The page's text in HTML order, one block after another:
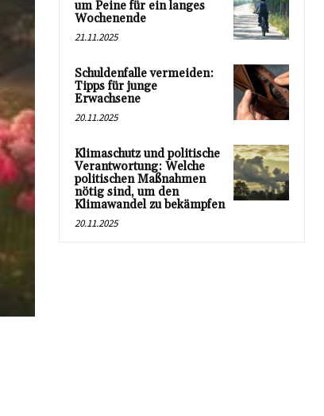
um Peine für ein langes
Wochenende
21.11.2025
Schuldenfalle vermeiden:
Tipps für junge
Erwachsene
20.11.2025
Klimaschutz und politische
Verantwortung: Welche
politischen Maßnahmen
nötig sind, um den
Klimawandel zu bekämpfen
20.11.2025